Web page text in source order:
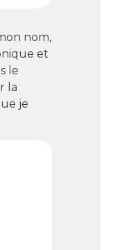
nom,
et
le
la
je